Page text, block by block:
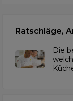
Ratschläge,
Die